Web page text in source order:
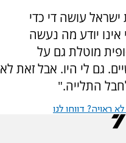
עושה די כדי
אינו יודע מה נעשה
מוטלת גם על
גם לי היו. אבל זאת לא
התלייה."
ראויה? דווחו לנו